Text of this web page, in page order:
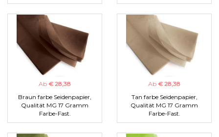
Ab € 28,38
Braun farbe Seidenpapier,
Qualität MG 17 Gramm
Farbe-Fast.
Ab € 28,38
Tan farbe Seidenpapier,
Qualität MG 17 Gramm
Farbe-Fast.